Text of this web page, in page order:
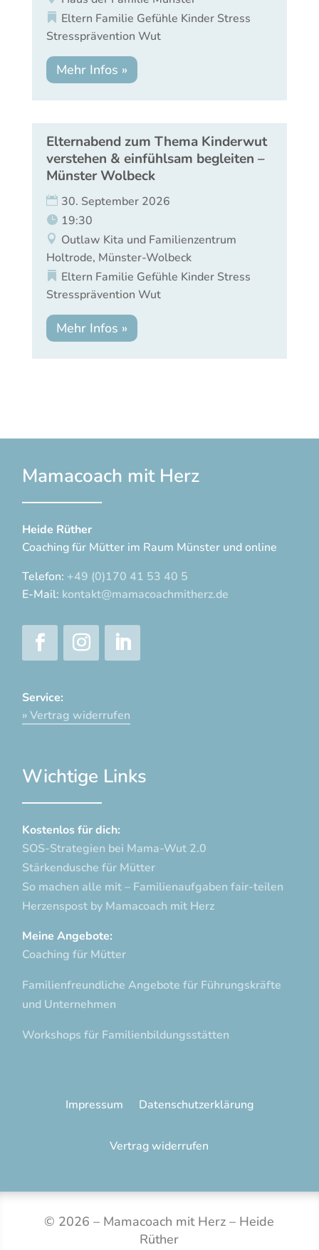
Eltern Familie Gefühle Kinder Stress
Stressprävention Wut
Mehr Infos »
Elternabend zum Thema Kinderwut
verstehen & einfühlsam begleiten –
Münster Wolbeck
30. September 2026
19:30
Outlaw Kita und Familienzentrum
Holtrode, Münster-Wolbeck
Eltern Familie Gefühle Kinder Stress
Stressprävention Wut
Mehr Infos »
Mamacoach mit Herz
Heide Rüther
Coaching für Mütter im Raum Münster und online
Telefon: +49 (0)170 41 53 40 5
E-Mail: kontakt@mamacoachmitherz.de
Service:
» Vertrag widerrufen
Wichtige Links
Kostenlos für dich:
SOS-Strategien bei Mama-Wut 2.0
Stärkendusche für Mütter
So machen alle mit – Familienaufgaben fair-teilen
Herzenspost by Mamacoach mit Herz
Meine Angebote:
Coaching für Mütter
Familienfreundliche Angebote für Führungskräfte
und Unternehmen
Workshops für Familienbildungsstätten
Impressum Datenschutzerklärung
Vertrag widerrufen
© 2026 – Mamacoach mit Herz – Heide
Rüther